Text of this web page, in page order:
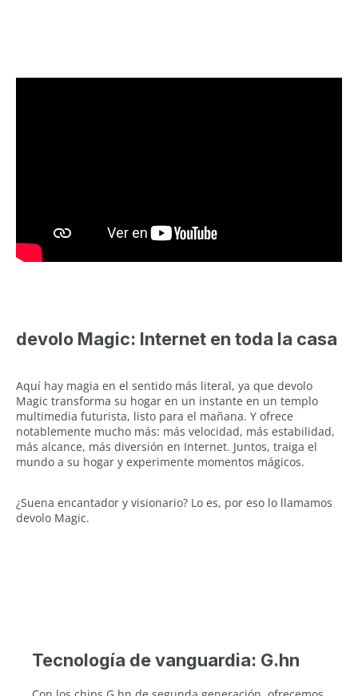
devolo Magic: Internet en toda la casa
Aquí hay magia en el sentido más literal, ya que devolo
Magic transforma su hogar en un instante en un templo
multimedia futurista, listo para el mañana. Y ofrece
notablemente mucho más: más velocidad, más estabilidad,
más alcance, más diversión en Internet. Juntos, traiga el
mundo a su hogar y experimente momentos mágicos.
¿Suena encantador y visionario? Lo es, por eso lo llamamos
devolo Magic.
Tecnología de vanguardia: G.hn